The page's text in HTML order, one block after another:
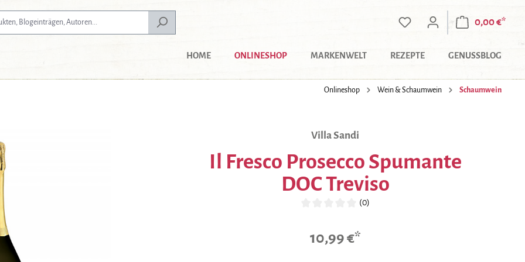
0,00 €*
HOME ONLINESHOP MARKENWELT REZEPTE GENUSSBLOG
Onlineshop Wein & Schaumwein Schaumwein
Villa Sandi
Il Fresco Prosecco Spumante
DOC Treviso
(0)
10,99 €*